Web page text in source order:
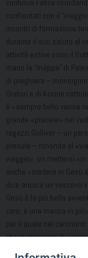
continua Felice
confrontati con il
incontri di formazione
durante il suo saluto al
attività estive sono il
mano la “mappa” di
di preghiera –
Oratori e di Azione
è «sempre bello venire
grande «piacere» nel
ragazzi.Gulliver – un
presule – rimanda al
viaggio», un mettersi
anche «credere in Gesù
dice ancora un vescovo
Gesù è la più bella
caro, è una marcia in
per il quale nel
che ci consente di